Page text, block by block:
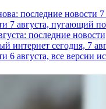
последние новости
7 августа, пугающий
последние
интернет сегодня, 7
6 августа, все версии